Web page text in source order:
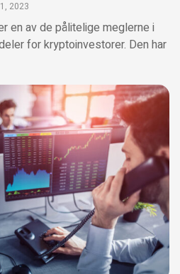
2023
en av de pålitelige meglerne i
for kryptoinvestorer. Den har